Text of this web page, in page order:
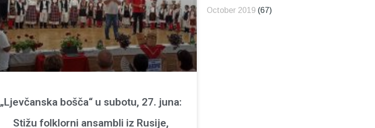
„Ljevčanska bošča“ u subotu, 27. juna:
Stižu folklorni ansambli iz Rusije,
October 2019 (67)